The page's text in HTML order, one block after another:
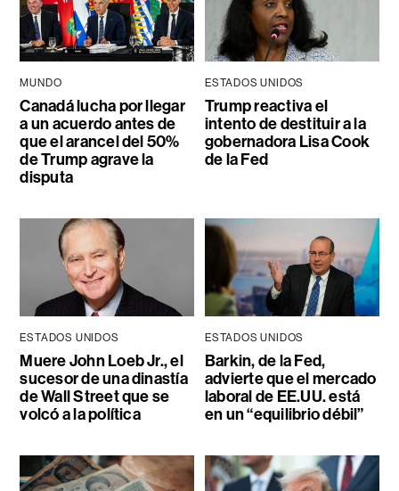
MUNDO
Canadá lucha por llegar
a un acuerdo antes de
que el arancel del 50%
de Trump agrave la
disputa
ESTADOS UNIDOS
Trump reactiva el
intento de destituir a la
gobernadora Lisa Cook
de la Fed
ESTADOS UNIDOS
Muere John Loeb Jr., el
sucesor de una dinastía
de Wall Street que se
volcó a la política
ESTADOS UNIDOS
Barkin, de la Fed,
advierte que el mercado
laboral de EE.UU. está
en un “equilibrio débil”